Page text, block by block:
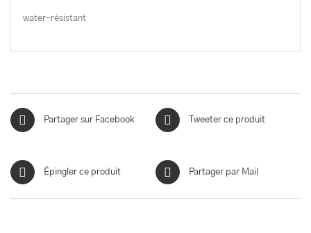
water-résistant
Partager sur Facebook Tweeter ce produit
Épingler ce produit Partager par Mail